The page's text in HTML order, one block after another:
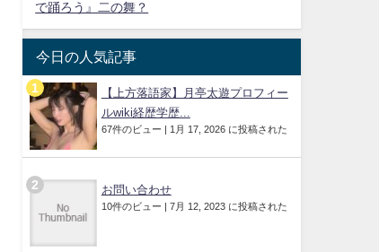
で踊ろう』二の舞？
今日の人気記事
【上方落語家】月亭太遊プロフィー
ルwiki経歴学歴...
67件のビュー | 1月 17, 2026 に投稿された
お問い合わせ
10件のビュー | 7月 12, 2023 に投稿された